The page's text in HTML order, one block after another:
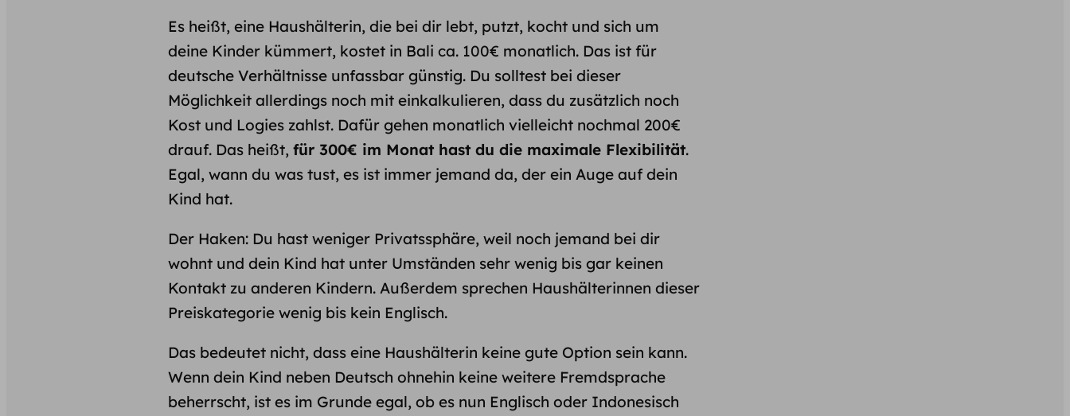
Es heißt, eine Haushälterin, die bei dir lebt, putzt, kocht und sich um
deine Kinder kümmert, kostet in Bali ca. 100€ monatlich. Das ist für
deutsche Verhältnisse unfassbar günstig. Du solltest bei dieser
Möglichkeit allerdings noch mit einkalkulieren, dass du zusätzlich noch
Kost und Logies zahlst. Dafür gehen monatlich vielleicht nochmal 200€
drauf. Das heißt, für 300€ im Monat hast du die maximale Flexibilität.
Egal, wann du was tust, es ist immer jemand da, der ein Auge auf dein
Kind hat.
Der Haken: Du hast weniger Privatssphäre, weil noch jemand bei dir
wohnt und dein Kind hat unter Umständen sehr wenig bis gar keinen
Kontakt zu anderen Kindern. Außerdem sprechen Haushälterinnen dieser
Preiskategorie wenig bis kein Englisch.
Das bedeutet nicht, dass eine Haushälterin keine gute Option sein kann.
Wenn dein Kind neben Deutsch ohnehin keine weitere Fremdsprache
beherrscht, ist es im Grunde egal, ob es nun Englisch oder Indonesisch